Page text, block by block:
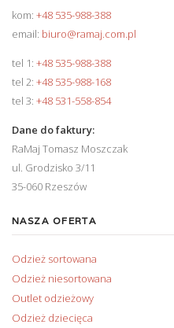
kom: +48 535-988-388
email: biuro@ramaj.com.pl
tel 1: +48 535-988-388
tel 2: +48 535-988-168
tel 3: +48 531-558-854
Dane do faktury:
RaMaj Tomasz Moszczak
ul. Grodzisko 3/11
35-060 Rzeszów
NASZA OFERTA
Odzież sortowana
Odzież niesortowana
Outlet odzieżowy
Odzież dziecięca